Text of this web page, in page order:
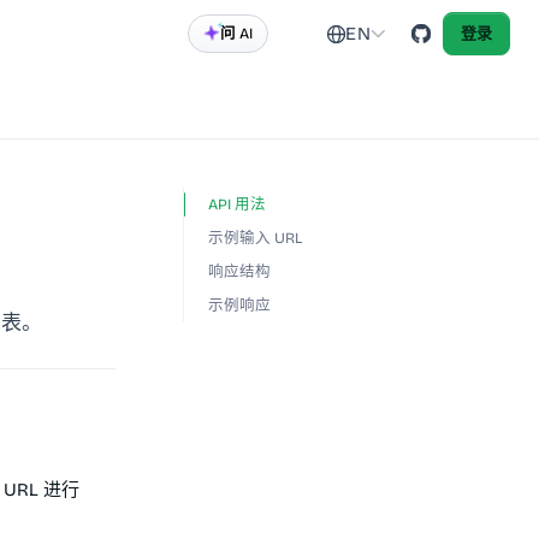
问 AI EN 登录
。
进行
API 用法
示例输入 URL
响应结构
示例响应